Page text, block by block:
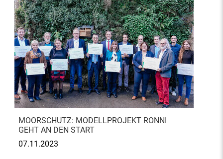
MOORSCHUTZ: MODELLPROJEKT RONNI
GEHT AN DEN START
07.11.2023